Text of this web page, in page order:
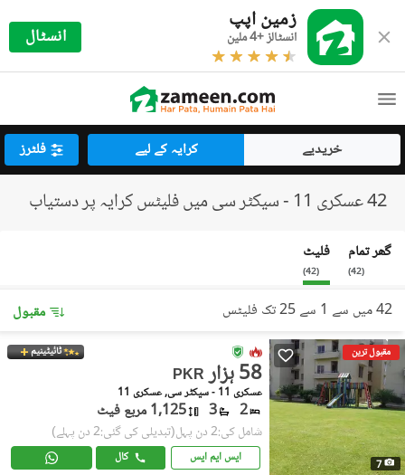
زمین اپپ
انسٹالز +4 ملین انسٹال
خریدیے کرایہ کے لیے فلٹرز
42 عسکری 11 - سیکٹر سی میں فلیٹس کرایہ پر دستیاب
گھر تمام
(
42
)
فلیٹ
(
42
)
42 میں سے 1 سے 25 تک فلیٹس مقبول
مقبول ترین
7
ٹائیٹینیم
PKR 58 ہزار
عسکری 11 - سیکٹر سی, عسکری 11
2
3 1,125 مربع فیٹ
شامل کی:2 دن پہل (تبدیلی کی گئی:2 دن پہلے)
ایس ایم ایس کال